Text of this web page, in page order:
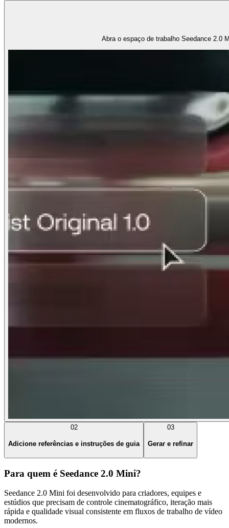
Abra o espaço de trabalho Seedance 2.0
02
Adicione referências e instruções de guia
03
Gerar e refinar
Para quem é Seedance 2.0 Mini?
Seedance 2.0 Mini foi desenvolvido para criadores, equipes e
estúdios que precisam de controle cinematográfico, iteração mais
rápida e qualidade visual consistente em fluxos de trabalho de vídeo
modernos.